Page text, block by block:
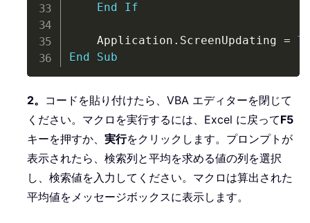
End If
    Application
. ScreenUpdating =
End
Sub
2。 コードを貼り付けたら、VBA エディターを閉じて
ください。マクロを実行するには、Excel に戻ってF5
キーを押すか、 実行をクリックします。プロンプトが
表示されたら、検索列と平均を求める値の列を選択
し、検索値を入力してください。マクロは算出された
平均値をメッセージボックスに表示します。